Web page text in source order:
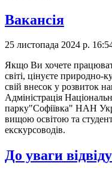
Вакансія
25 листопада 2024 р.
Якщо Ви хочете
світі, цінуєте природно-
свій внесок у розвиток
Адміністрація
парку"Софіївка" НАН
вищою освітою та
екскурсоводів.
До уваги